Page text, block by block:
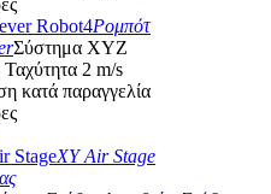
Ρομπότ
Σύστημα XYZ
2 m/s
κατά παραγγελία
XY Air Stage